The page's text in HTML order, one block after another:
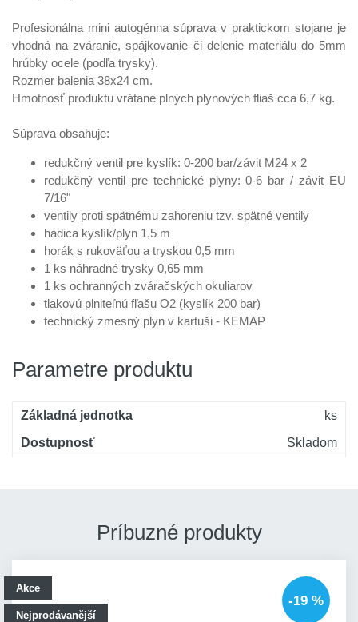
Profesionálna mini autogénna súprava v praktickom stojane je
vhodná na zváranie, spájkovanie či delenie materiálu do 5mm
hrúbky ocele (podľa trysky).
Rozmer balenia 38x24 cm.
Hmotnosť produktu vrátane plných plynových fliaš cca 6,7 kg.
Súprava obsahuje:
redukčný ventil pre kyslík: 0-200 bar/závit M24 x 2
redukčný ventil pre technické plyny: 0-6 bar / závit EU
7/16"
ventily proti spätnému zahoreniu tzv. spätné ventily
hadica kyslík/plyn 1,5 m
horák s rukoväťou a tryskou 0,5 mm
1 ks náhradné trysky 0,65 mm
1 ks ochranných zváračských okuliarov
tlakovú plniteľnú fľašu O2 (kyslík 200 bar)
technický zmesný plyn v kartuši - KEMAP
Parametre produktu
Základná jednotka
ks
Dostupnosť
Skladom
Príbuzné produkty
Akce
Nejprodávanější
-19 %